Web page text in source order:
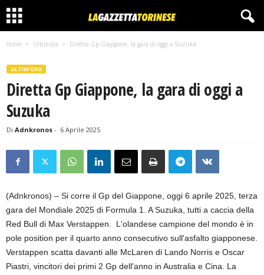
Home Ultim'ora Diretta Gp Giappone, la gara di oggi a Suzuka
ULTIM'ORA
Diretta Gp Giappone, la gara di oggi a
Suzuka
Di Adnkronos - 6 Aprile 2025
(Adnkronos) – Si corre il Gp del Giappone, oggi 6 aprile 2025, terza
gara del Mondiale 2025 di Formula 1. A Suzuka, tutti a caccia della
Red Bull di Max Verstappen. L'olandese campione del mondo è in
pole position per il quarto anno consecutivo sull'asfalto giapponese.
Verstappen scatta davanti alle McLaren di Lando Norris e Oscar
Piastri, vincitori dei primi 2 Gp dell'anno in Australia e Cina. La